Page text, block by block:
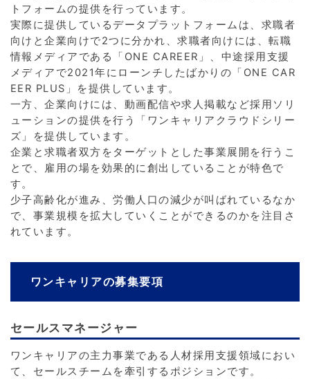
トフォームの提供を行っています。
実際に提供しているデータプラットフォームは、求職者
向けと企業向けで2つに分かれ、求職者向けには、転職
情報メディアである「ONE CAREER」、中途採用支援
メディアで2021年にローンチしたばかりの「ONE CAR
EER PLUS」を提供しています。
一方、企業向けには、動画配信や求人掲載など採用ソリ
ューションの提供を行う「ワンキャリアクラウドシリー
ズ」を提供しています。
企業と求職者双方をターゲットとした事業展開を行うこ
とで、雇用の場を効果的に創出していることが特色で
す。
少子高齢化が進み、労働人口の減少が叫ばれているなか
で、事業規模を拡大していくことができるのかを注目さ
れています。
ワンキャリアの募集要項
セールスマネージャー
ワンキャリアの主力事業である人材採用支援領域におい
て、セールスチームを牽引するポジションです。